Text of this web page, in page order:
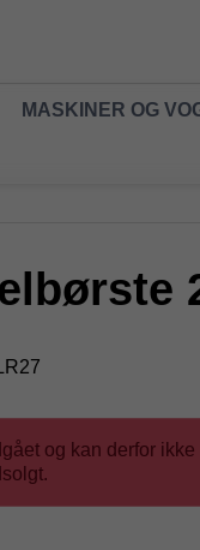
MASKINER OG
og kan derfor